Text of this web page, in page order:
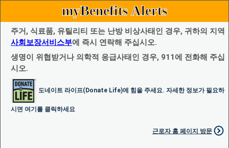
myBenefits Alerts
주거, 식료품, 유틸리티 또는 난방 비상사태인 경우, 귀하의 지역
사회보장서비스부에 즉시 연락해 주십시오.
생명이 위협받거나 의학적 응급사태인 경우, 911에 전화해 주십
시오.
도네이트 라이프(Donate Life)에 힘을 주세요. 자세한 정보가 필요하
시면 여기를 클릭하세요
근로자 홈 페이지 방문